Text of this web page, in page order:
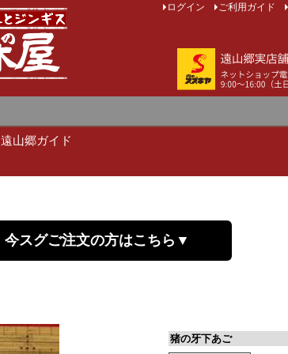
ログイン ご利用ガイド
遠山郷ガイド
今スグご注文の方はこちら▼
猪の牙下あご